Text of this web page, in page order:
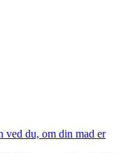
ved du, om din mad er